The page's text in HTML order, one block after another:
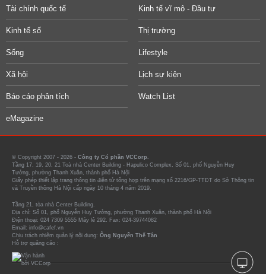
Tài chính quốc tế Kinh tế vĩ mô - Đầu tư
Kinh tế số Thị trường
Sống Lifestyle
Xã hội Lịch sự kiện
Báo cáo phân tích Watch List
eMagazine
© Copyright 2007 - 2026 - Công ty Cổ phần VCCorp.
Tầng 17, 19, 20, 21 Toà nhà Center Building - Hapulico Complex, Số 01, phố Nguyễn Huy
Tưởng, phường Thanh Xuân, thành phố Hà Nội
Giấy phép thiết lập trang thông tin điện tử tổng hợp trên mạng số 2216/GP-TTĐT do Sở Thông tin
và Truyền thông Hà Nội cấp ngày 10 tháng 4 năm 2019.
Tầng 21, tòa nhà Center Building.
Địa chỉ: Số 01, phố Nguyễn Huy Tưởng, phường Thanh Xuân, thành phố Hà Nội
Điện thoại: 024 7309 5555 Máy lẻ 292. Fax: 024-39744082
Email: info@cafef.vn
Chịu trách nhiệm quản lý nội dung: Ông Nguyễn Thế Tân
Hỗ trợ quảng cáo :